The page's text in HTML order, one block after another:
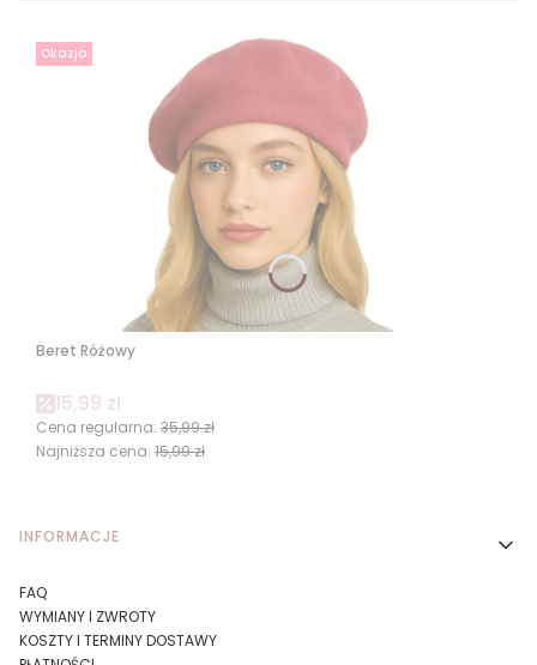
Okazja
Beret Różowy
Cena promocyjna
15,99 zł
Cena regularna: 35,99 zł
Najniższa cena: 15,99 zł
Linki w stopce
INFORMACJE
FAQ
WYMIANY I ZWROTY
KOSZTY I TERMINY DOSTAWY